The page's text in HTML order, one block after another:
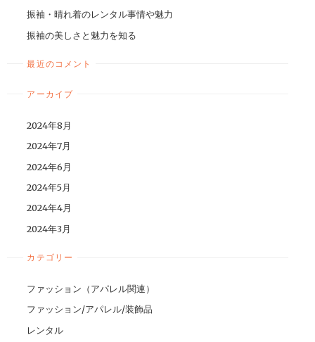
振袖・晴れ着のレンタル事情や魅力
振袖の美しさと魅力を知る
最近のコメント
アーカイブ
2024年8月
2024年7月
2024年6月
2024年5月
2024年4月
2024年3月
カテゴリー
ファッション（アパレル関連）
ファッション/アパレル/装飾品
レンタル